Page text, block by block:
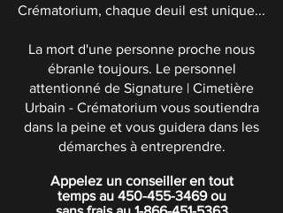
Crématorium, chaque deuil est unique...
La mort d'une personne proche nous
ébranle toujours. Le personnel
attentionné de Signature | Cimetière
Urbain - Crématorium vous soutiendra
dans la peine et vous guidera dans les
démarches à entreprendre.
Appelez un conseiller en tout
temps au 450-455-3469ou